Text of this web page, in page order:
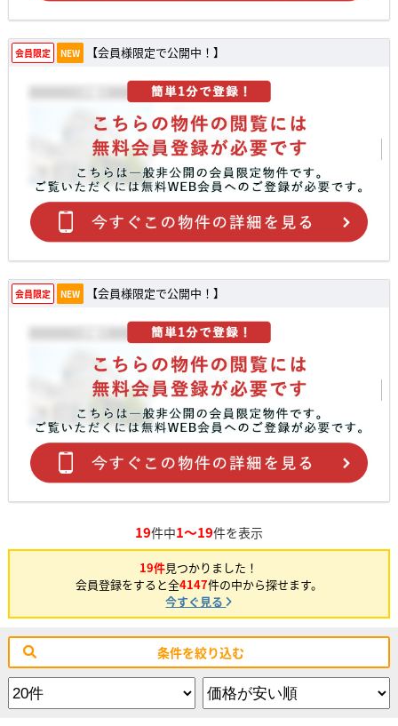
会員限定 NEW 【会員様限定で公開中！】
会員限定 NEW 【会員様限定で公開中！】
19件中1～19件を表示
19件見つかりました！
会員登録をすると全4147件の中から探せます。
今すぐ見る
条件を絞り込む